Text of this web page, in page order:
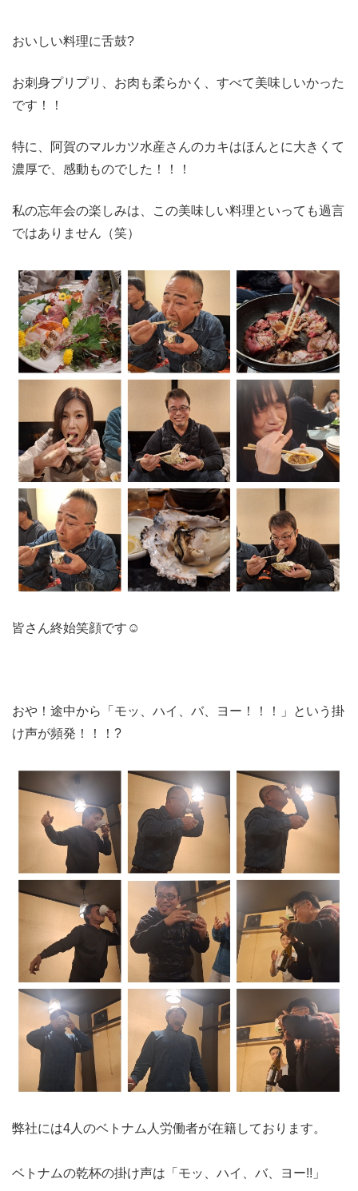
おいしい料理に舌鼓?
お刺身プリプリ、お肉も柔らかく、すべて美味しいかった
です！！
特に、阿賀のマルカツ水産さんのカキはほんとに大きくて
濃厚で、感動ものでした！！！
私の忘年会の楽しみは、この美味しい料理といっても過言
ではありません（笑）
皆さん終始笑顔です☺️
おや！途中から「モッ、ハイ、バ、ヨー！！！」という掛
け声が頻発！！！?
弊社には4人のベトナム人労働者が在籍しております。
ベトナムの乾杯の掛け声は「モッ、ハイ、バ、ヨー!!」